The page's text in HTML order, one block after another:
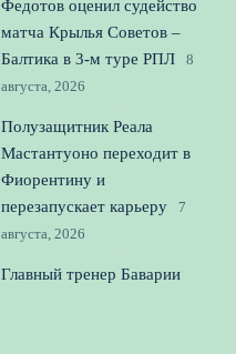
Федотов оценил судейство
матча Крылья Советов –
Балтика в 3‑м туре РПЛ
8
августа, 2026
Полузащитник Реала
Мастантуоно переходит в
Фиорентину и
перезапускает карьеру
7
августа, 2026
Главный тренер Баварии